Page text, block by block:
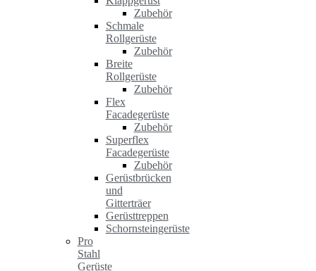
Zubehör
Schmale
Rollgerüste
Zubehör
Breite
Rollgerüste
Zubehör
Flex
Facadegerüste
Zubehör
Superflex
Facadegerüste
Zubehör
Gerüstbrücken
und
Gitterträer
Gerüsttreppen
Schornsteingerüste
Pro
Stahl
Gerüste